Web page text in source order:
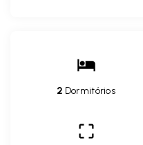
2 Dormitórios